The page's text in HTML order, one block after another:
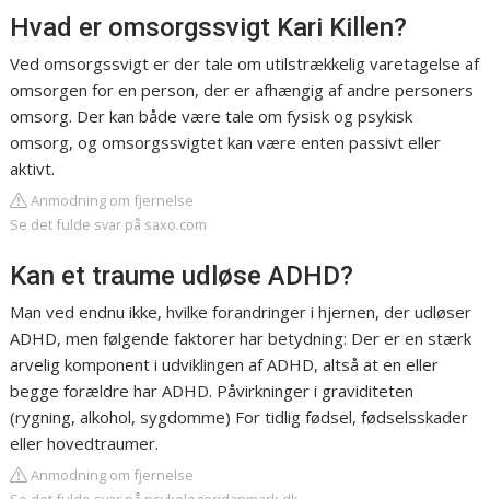
Hvad er omsorgssvigt Kari Killen?
Ved omsorgssvigt er der tale om utilstrækkelig varetagelse af
omsorgen for en person, der er afhængig af andre personers
omsorg. Der kan både være tale om fysisk og psykisk
omsorg, og omsorgssvigtet kan være enten passivt eller
aktivt.
Anmodning om fjernelse
Se det fulde svar på saxo.com
Kan et traume udløse ADHD?
Man ved endnu ikke, hvilke forandringer i hjernen, der udløser
ADHD, men følgende faktorer har betydning: Der er en stærk
arvelig komponent i udviklingen af ADHD, altså at en eller
begge forældre har ADHD. Påvirkninger i graviditeten
(rygning, alkohol, sygdomme) For tidlig fødsel, fødselsskader
eller hovedtraumer.
Anmodning om fjernelse